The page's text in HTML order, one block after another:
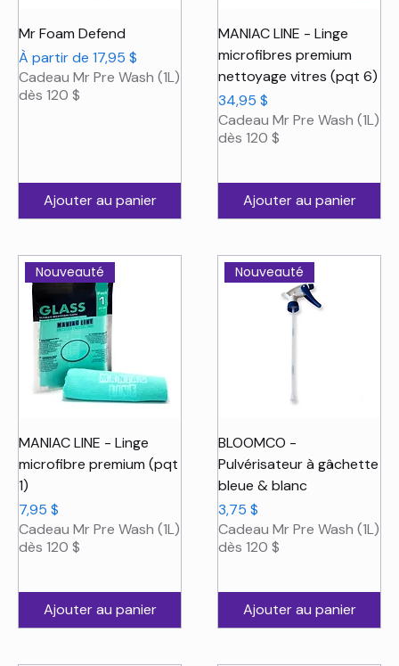
Mr Foam Defend
À partir de 17,95 $
Prix promotionnel
Cadeau Mr Pre Wash (1L)
dès 120 $
Ajouter au panier
MANIAC LINE - Linge
microfibres premium
nettoyage vitres (pqt 6)
Prix
34,95 $
Cadeau Mr Pre Wash (1L)
dès 120 $
Ajouter au panier
Nouveauté
MANIAC LINE - Linge
microfibre premium (pqt
1)
Prix
7,95 $
Cadeau Mr Pre Wash (1L)
dès 120 $
Ajouter au panier
Nouveauté
BLOOMCO -
Pulvérisateur à gâchette
bleue & blanc
Prix
3,75 $
Cadeau Mr Pre Wash (1L)
dès 120 $
Ajouter au panier